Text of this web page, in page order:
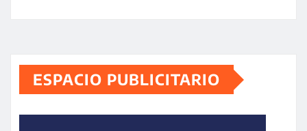
ESPACIO PUBLICITARIO